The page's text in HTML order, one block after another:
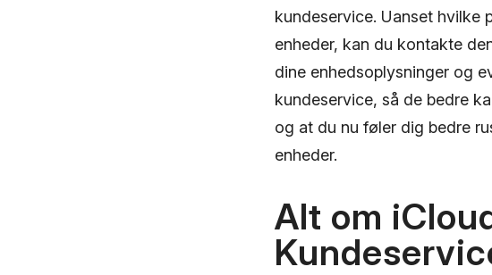
kundeservice. Uanset hvilke
enheder, kan du kontakte
dine enhedsoplysninger og
kundeservice, så de bedre
og at du nu føler dig bedre
enheder.
Alt om